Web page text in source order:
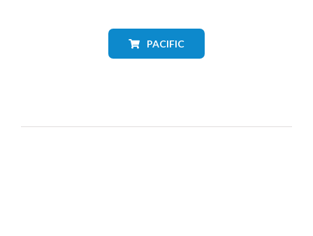
PACIFIC